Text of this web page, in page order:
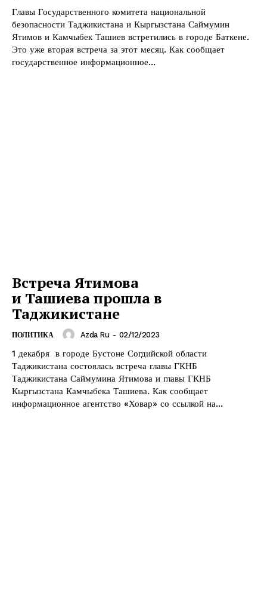
Главы Государственного комитета национальной
безопасности Таджикистана и Кыргызстана Саймумин
Ятимов и Камчыбек Ташиев встретились в городе Баткене.
Это уже вторая встреча за этот месяц. Как сообщает
государственное информационное...
Встреча Ятимова
и Ташиева прошла в
Таджикистане
ПОЛИТИКА Azda Ru - 02/12/2023
1 декабря в городе Бустоне Согдийской области
Таджикистана состоялась встреча главы ГКНБ
Таджикистана Саймумина Ятимова и главы ГКНБ
Кыргызстана Камчыбека Ташиева. Как сообщает
информационное агентство «Ховар» со ссылкой на...